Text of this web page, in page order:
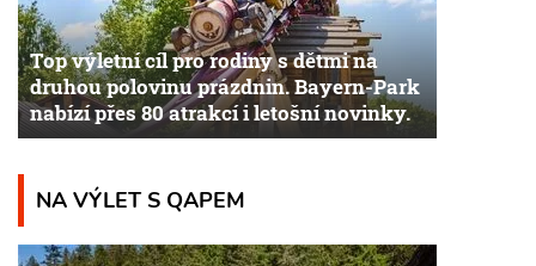
Top výletní cíl pro rodiny s dětmi na
druhou polovinu prázdnin. Bayern-Park
nabízí přes 80 atrakcí i letošní novinky.
NA VÝLET S QAPEM